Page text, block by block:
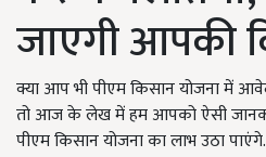
जाएगी आपकी
क्या आप भी पीएम किसान योजना में
तो आज के लेख में हम आपको ऐसी
पीएम किसान योजना का लाभ उठा पाएंगे.